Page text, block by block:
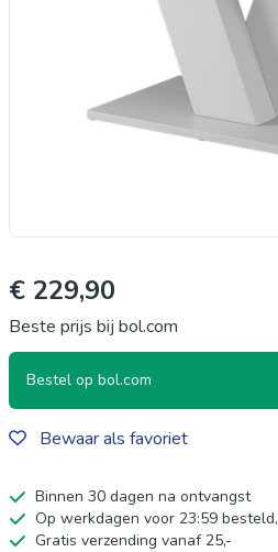
€ 229,90
Beste prijs bij bol.com
Bestel op bol.com
Bewaar als favoriet
Binnen 30 dagen na ontvangst
Op werkdagen voor 23:59 besteld,
Gratis verzending vanaf 25,-